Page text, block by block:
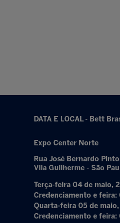
DATA E LOCAL - Bett
Expo Center Norte
Rua José Bernardo
Vila Guilherme - São
Terça-feira 04 de maio,
Credenciamento e
Quarta-feira 05 de
Credenciamento e